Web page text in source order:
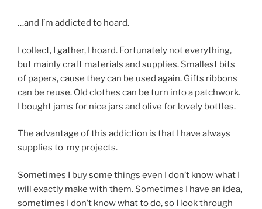
…and I’m addicted to hoard.
I collect, I gather, I hoard. Fortunately not everything,
but mainly craft materials and supplies. Smallest bits
of papers, cause they can be used again. Gifts ribbons
can be reuse. Old clothes can be turn into a patchwork.
I bought jams for nice jars and olive for lovely bottles.
The advantage of this addiction is that I have always
supplies to my projects.
Sometimes I buy some things even I don’t know what I
will exactly make with them. Sometimes I have an idea,
sometimes I don’t know what to do, so I look through